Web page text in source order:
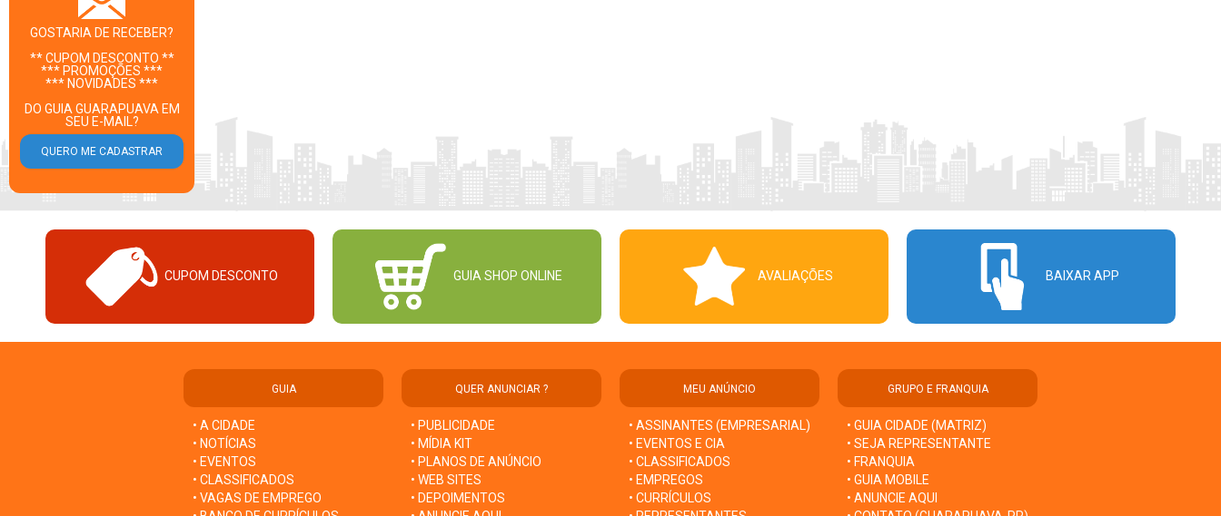
GOSTARIA DE RECEBER?
** CUPOM DESCONTO **
*** PROMOÇÕES ***
*** NOVIDADES ***
DO GUIA GUARAPUAVA EM
SEU E-MAIL?
CUPOM DESCONTO GUIA SHOP ONLINE AVALIAÇÕES BAIXAR APP
GUIA
• A CIDADE
• NOTÍCIAS
• EVENTOS
• CLASSIFICADOS
• VAGAS DE EMPREGO
QUER ANUNCIAR ?
• PUBLICIDADE
• MÍDIA KIT
• PLANOS DE ANÚNCIO
• WEB SITES
• DEPOIMENTOS
MEU ANÚNCIO
• ASSINANTES (EMPRESARIAL)
• EVENTOS E CIA
• CLASSIFICADOS
• EMPREGOS
• CURRÍCULOS
GRUPO E FRANQUIA
• GUIA CIDADE (MATRIZ)
• SEJA REPRESENTANTE
• FRANQUIA
• GUIA MOBILE
• ANUNCIE AQUI